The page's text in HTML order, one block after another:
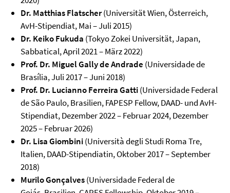
Dr. Matthias Flatscher(Universität Wien, Österreich,
AvH-Stipendiat, Mai – Juli 2015)
Dr. Keiko Fukuda (Tokyo Zokei Universität, Japan,
Sabbatical, April 2021 – März 2022)
Prof. Dr. Miguel Gally de Andrade (Universidade de
Brasília, Juli 2017 – Juni 2018)
Prof. Dr. Lucianno Ferreira Gatti(Universidade Federal
de São Paulo, Brasilien, FAPESP Fellow, DAAD- und AvH-
Stipendiat, Dezember 2022 – Februar 2024, Dezember
2025 – Februar 2026)
Dr. Lisa Giombini(Università degli Studi Roma Tre,
Italien, DAAD-Stipendiatin, Oktober 2017 – September
2018)
Murilo Gonçalves(Universidade Federal de